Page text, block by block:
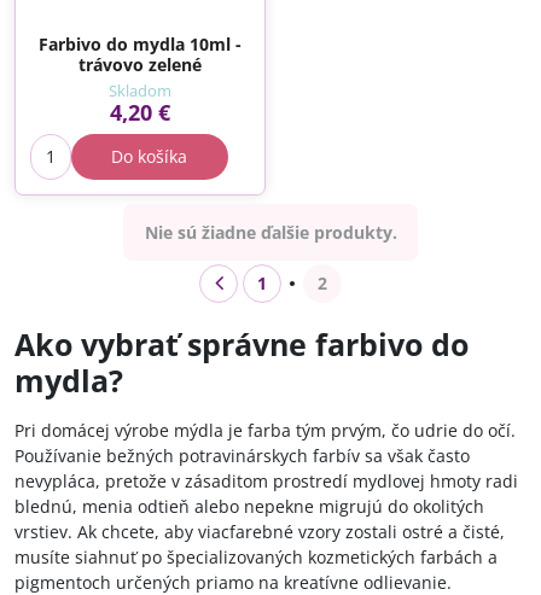
Farbivo do mydla 10ml -
trávovo zelené
Skladom
4,20 €
Do košíka
Nie sú žiadne ďalšie produkty.
1 2
Ako vybrať správne farbivo do
mydla?
Pri domácej výrobe mýdla je farba tým prvým, čo udrie do očí.
Používanie bežných potravinárskych farbív sa však často
nevypláca, pretože v zásaditom prostredí mydlovej hmoty radi
blednú, menia odtieň alebo nepekne migrujú do okolitých
vrstiev. Ak chcete, aby viacfarebné vzory zostali ostré a čisté,
musíte siahnuť po špecializovaných kozmetických farbách a
pigmentoch určených priamo na kreatívne odlievanie.